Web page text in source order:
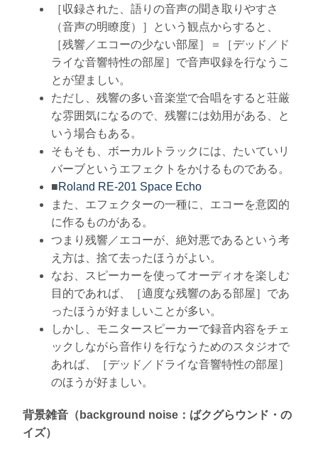
［収録された、語りの音声の聞き取りやすさ
（音声の明瞭度）］という観点からすると、
［残響／エコーの少ない部屋］＝［デッド／ド
ライな音響特性の部屋］で音声収録を行なうこ
とが望ましい。
ただし、残響の多い音楽堂で合唱をすると荘厳
な雰囲気になるので、残響には効用がある、と
いう場合もある。
そもそも、ボーカルトラックには、たいていリ
バーブというエフェクトをかけるものである。
■Roland RE-201 Space Echo
また、エフェクターの一種に、エコーを意図的
に作るものがある。
つまり残響／エコーが、絶対悪であるという考
え方は、捨て去ったほうがよい。
なお、スピーカーを使ってオーディオを楽しむ
目的であれば、［適度な残響のある部屋］であ
ったほうが好ましいことが多い。
しかし、モニタースピーカーで録音内容をチェ
ックしながら音作りを行なうためのスタジオで
あれば、［デッド／ドライな音響特性の部屋］
のほうが好ましい。
背景雑音（background noise：ばクグらウンド・の
イズ）